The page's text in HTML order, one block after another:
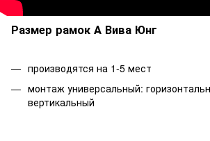
Размер рамок А Вива Юнг
производятся на 1-5 мест
монтаж универсальный:
вертикальный